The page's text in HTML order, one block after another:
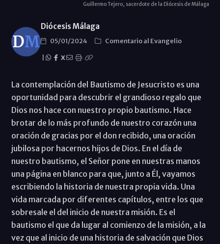
Guillermo Tejero, sacerdote de la Diócesis de Málaga
Diócesis Málaga
05/01/2024
Comentario al Evangelio
X
La contemplación del Bautismo de Jesucristo es una
oportunidad para descubrir el grandioso regalo que
Dios nos hace con nuestro propio bautismo. Hace
brotar de lo más profundo de nuestro corazón una
oración de gracias por el don recibido, una oración
jubilosa por hacernos hijos de Dios. En el día de
nuestro bautismo, el Señor pone en nuestras manos
una página en blanco para que, junto a Él, vayamos
escribiendo la historia de nuestra propia vida. Una
vida marcada por diferentes capítulos, entre los que
sobresale el del inicio de nuestra misión. Es el
bautismo el que da lugar al comienzo de la misión, a la
vez que al inicio de una historia de salvación que Dios